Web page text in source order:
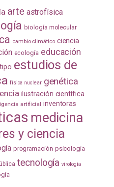
arte astrofísica
biología molecular
cambio climático ciencia
ecología educación
estudios de
física nuclear genética
ilustración científica
artificial inventoras
medicina
y ciencia
programación psicología
tecnología virología